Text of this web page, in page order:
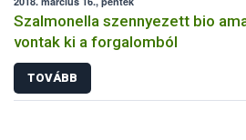
Szalmonella szennyezett bio
vontak ki a forgalomból
TOVÁBB